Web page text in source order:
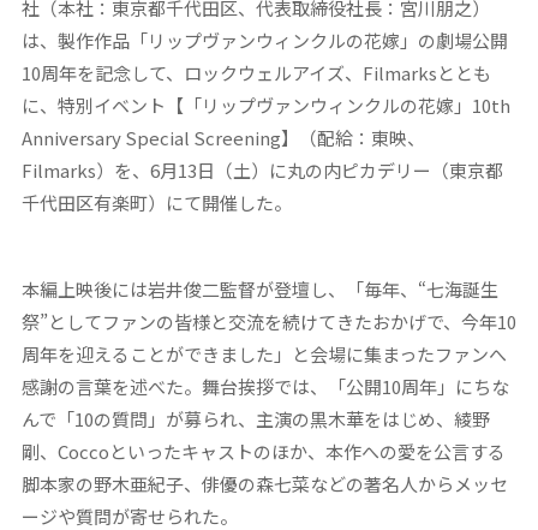
社（本社：東京都千代田区、代表取締役社長：宮川朋之）
は、製作作品「リップヴァンウィンクルの花嫁」の劇場公開
10周年を記念して、ロックウェルアイズ、Filmarksととも
に、特別イベント 【「リップヴァンウィンクルの花嫁」10th
Anniversary Special Screening】
（配給：東映、
Filmarks）を、6月13日（土）に丸の内ピカデリー（東京都
千代田区有楽町）にて開催した。
本編上映後には岩井俊二監督が登壇し、「毎年、“七海誕生
祭”としてファンの皆様と交流を続けてきたおかげで、今年10
周年を迎えることができました」と会場に集まったファンへ
感謝の言葉を述べた。舞台挨拶では、「公開10周年」にちな
んで「10の質問」が募られ、主演の黒木華をはじめ、 綾野
剛、 Coccoといったキャストのほか、本作への愛を公言する
脚本家の野木亜紀子、俳優の森七菜などの著名人からメッセ
ージや質問が寄せられた。